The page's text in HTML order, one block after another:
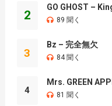
2
GO GHOST –
89 聞く
3
Bz – 完全無欠
84 聞く
4
Mrs. GREEN
81 聞く